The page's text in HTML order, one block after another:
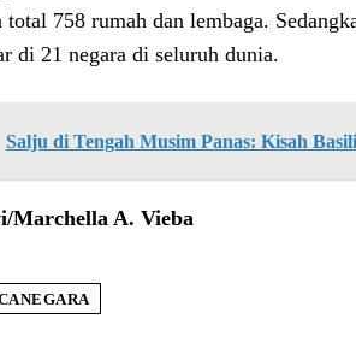
total 758 rumah dan lembaga.
di 21 negara di seluruh dunia.
Salju di Tengah Musim Panas: Kisah
Marchella A. Vieba